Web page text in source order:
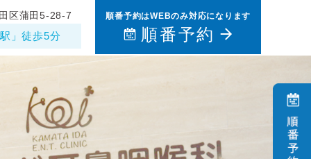
順番予約はWEBのみ対応になります
順番予約
区蒲田5-28-7
」徒歩5分